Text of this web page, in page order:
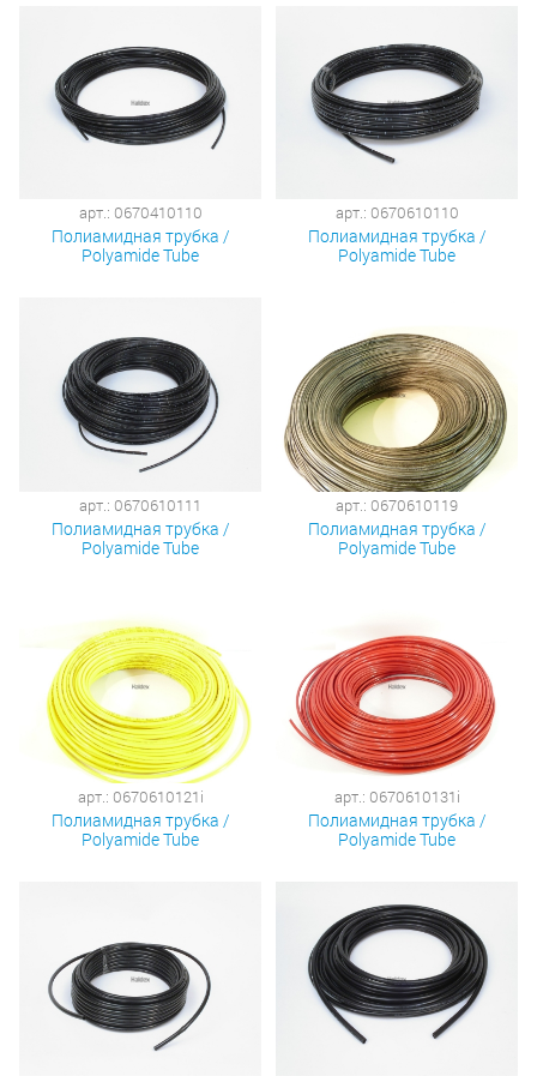
арт.: 0670410110
Полиамидная трубка /
Polyamide Tube
арт.: 0670610110
Полиамидная трубка /
Polyamide Tube
арт.: 0670610111
Полиамидная трубка /
Polyamide Tube
арт.: 0670610119
Полиамидная трубка /
Polyamide Tube
арт.: 0670610121i
Полиамидная трубка /
Polyamide Tube
арт.: 0670610131i
Полиамидная трубка /
Polyamide Tube